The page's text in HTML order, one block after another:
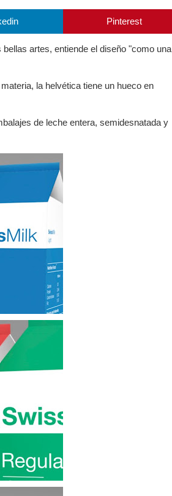
Pinterest
artes, entiende el diseño "como una
la helvética tiene un hueco en
de leche entera, semidesnatada y